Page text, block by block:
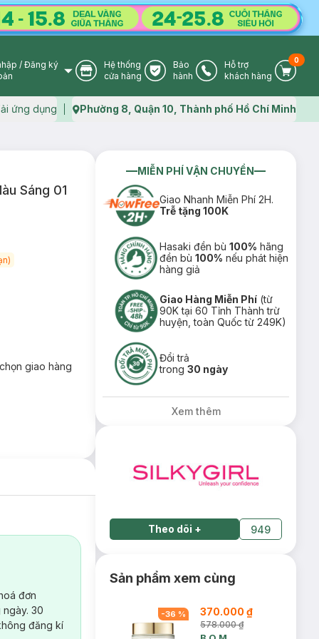
User Icon
/ Đăng ký
Store Icon
Hệ thống
cửa hàng
Warranty Icon
Bảo
hành
Phone Icon
Hỗ trợ
khách hàng
Cart
0
ứng dụng Map icon
Phường 8, Quận 10, Thành phố Hồ Chí Minh
Sáng 01
giao hàng
đơn
30
đăng kí
MIỄN PHÍ VẬN CHUYỂN
Giao Nhanh Miễn Phí 2H.
Trễ tặng 100K
Hasaki đền bù100% hãng
đền bù100% nếu phát hiện
hàng giả
Giao Hàng Miễn Phí (từ
90K tại 60 Tỉnh Thành trừ
huyện, toàn Quốc từ 249K)
Đổi trả
trong30 ngày
Xem thêm
Theo dõi + 949
Sản phẩm xem cùng
-36 % 370.000 ₫
578.000 ₫